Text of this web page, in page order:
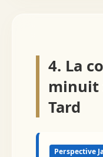
4. La
minuit
Tard
Perspective